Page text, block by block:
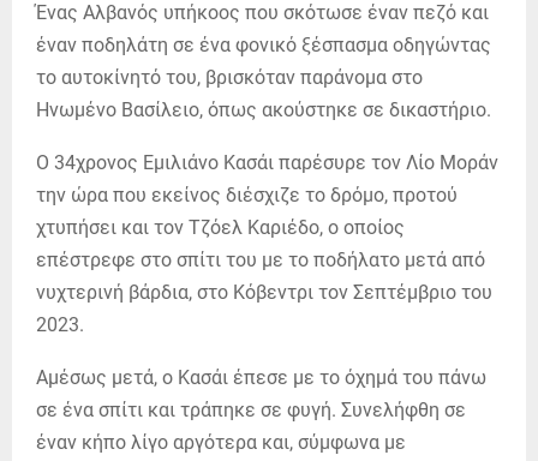
Ένας Αλβανός υπήκοος που σκότωσε έναν πεζό και
έναν ποδηλάτη σε ένα φονικό ξέσπασμα οδηγώντας
το αυτοκίνητό του, βρισκόταν παράνομα στο
Ηνωμένο Βασίλειο, όπως ακούστηκε σε δικαστήριο.
Ο 34χρονος Εμιλιάνο Κασάι παρέσυρε τον Λίο Μοράν
την ώρα που εκείνος διέσχιζε το δρόμο, προτού
χτυπήσει και τον Τζόελ Καριέδο, ο οποίος
επέστρεφε στο σπίτι του με το ποδήλατο μετά από
νυχτερινή βάρδια, στο Κόβεντρι τον Σεπτέμβριο του
2023.
Αμέσως μετά, ο Κασάι έπεσε με το όχημά του πάνω
σε ένα σπίτι και τράπηκε σε φυγή. Συνελήφθη σε
έναν κήπο λίγο αργότερα και, σύμφωνα με